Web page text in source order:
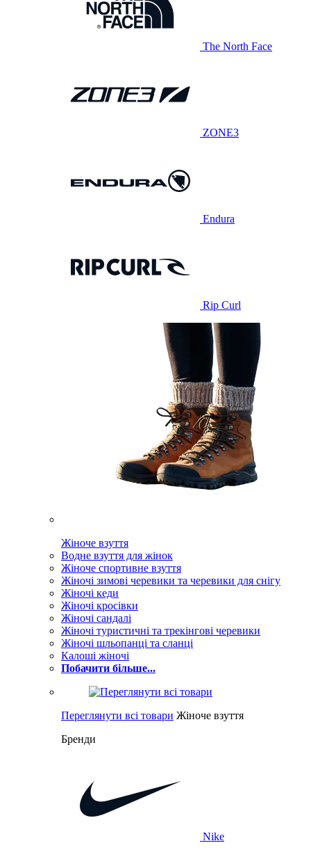
The North Face
ZONE3
Endura
Rip Curl
Жіноче взуття
Водне взуття для жінок
Жіноче спортивне взуття
Жіночі зимові черевики та черевики для снігу
Жіночі кеди
Жіночі кросівки
Жіночі сандалі
Жіночі туристичні та трекінгові черевики
Жіночі шльопанці та сланці
Калоші жіночі
Побачити більше...
Переглянути всі товари Жіноче взуття
Бренди
Nike